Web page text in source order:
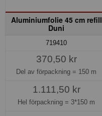
Aluminiumfolie 45 cm refill
Duni
719410
370,50 kr
Del av förpackning = 150 m
1.111,50 kr
Hel förpackning = 3*150 m